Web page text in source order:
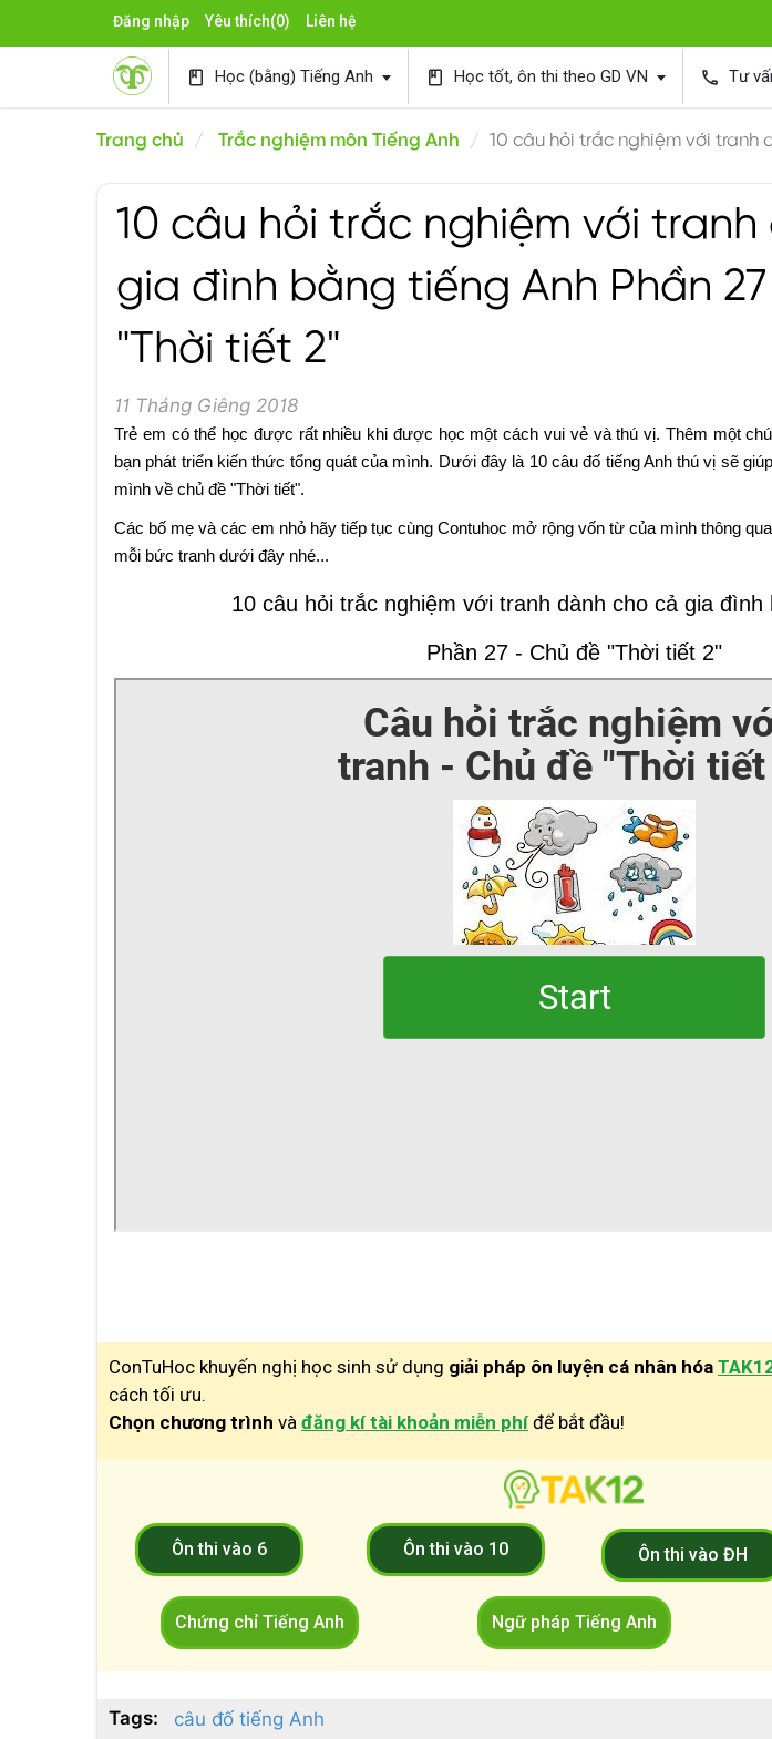
Đăng nhập Yêu thích(0) Liên hệ
book Học (bằng) Tiếng Anh book Học tốt, ôn thi theo GD VN phone Tư
Trang chủ Trắc nghiệm môn Tiếng Anh 10 câu hỏi trắc nghiệm với tranh
10 câu hỏi trắc nghiệm với
gia đình bằng tiếng Anh Phần
"Thời tiết 2"
11 Tháng Giêng 2018
Trẻ em có thể học được rất nhiều khi được học một cách vui vẻ và thú vị. Thêm một
bạn phát triển kiến thức tổng quát của mình. Dưới đây là 10 câu đố tiếng Anh thú vị sẽ
mình về chủ đề "Thời tiết".
Các bố mẹ và các em nhỏ hãy tiếp tục cùng Contuhoc mở rộng vốn từ của mình thông
mỗi bức tranh dưới đây nhé...
10 câu hỏi trắc nghiệm với tranh dành cho cả gia đình
Phần 27 - Chủ đề "Thời tiết 2"
ConTuHoc khuyến nghị học sinh sử dụng giải pháp ôn luyện cá nhân hóa
cách tối ưu.
Chọn chương trình và đăng kí tài khoản miễn phí để bắt đầu!
Ôn thi vào 6 Ôn thi vào 10 Ôn thi vào ĐH
Chứng chỉ Tiếng Anh Ngữ pháp Tiếng Anh
Tags: câu đố tiếng Anh